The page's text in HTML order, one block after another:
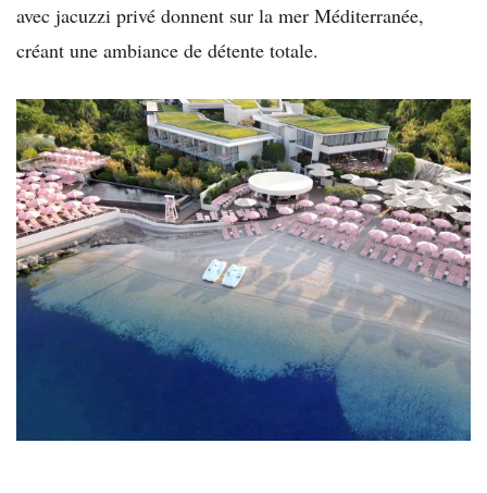
avec jacuzzi privé donnent sur la mer Méditerranée,
créant une ambiance de détente totale.